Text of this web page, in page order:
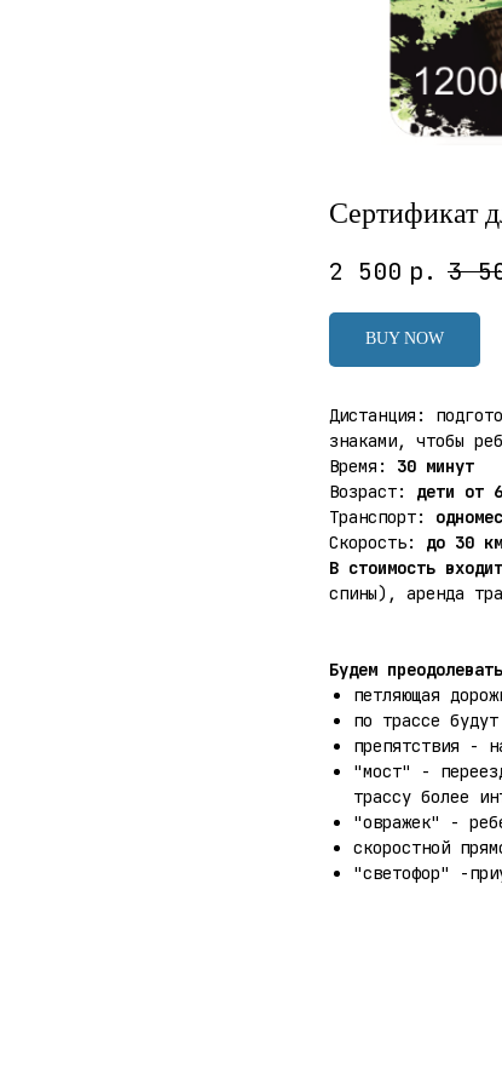
Сертификат
2 500 р. 3
BUY NOW
Дистанция:
знаками, чтобы
Время: 30 минут
Возраст: дети от
Транспорт:
Скорость: до 30
В стоимость
спины), аренда
Будем
петляющая
по трассе
препятствия -
"мост" -
трассу более
"овражек" -
скоростной
"светофор" -